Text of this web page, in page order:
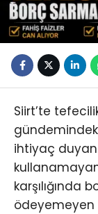
Siirt’te
ihtiyaç
karşılığında
ödeyemeyen